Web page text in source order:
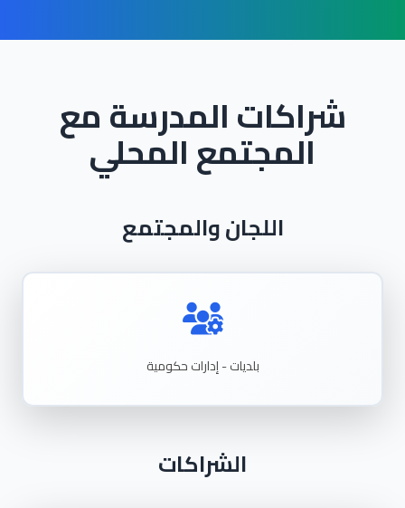
شراكات المدرسة مع
المجتمع المحلي
اللجان والمجتمع
بلديات - إدارات حكومية
الشراكات